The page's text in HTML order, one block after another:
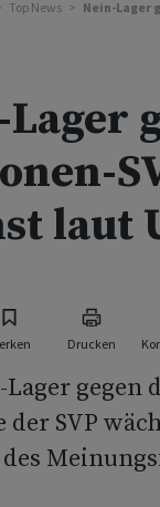
Top News Nein-Lager
laut
Drucken
Lager gegen
SVP